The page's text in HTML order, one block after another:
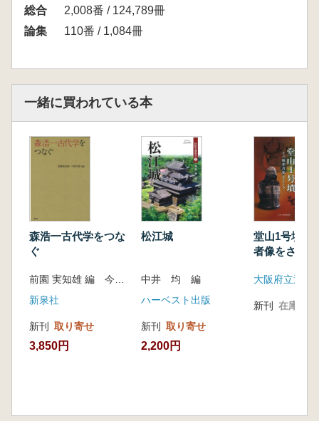
推計値について
高橋克壽 人物埴輪論の見直し
川口修実 岩橋千塚大谷山14号墳出土須恵器の
大型杯と小型杯
の機能について
土井孝則 亀岡における石棚古墳 ガウランド
が撮影した鹿谷古墳とその所在
玉井 功 上寺山古墳の二つの基準線
近藤 広 渡来系古墳における玉の様相 近畿
の例を中心に
宮﨑雅充 湖西首長墓の研究Ⅵ 南畑1号墳の調査
山崎直方(訳・校註 田中一廣) 日本における地
中住居1901
岡島俊也 伊予国における暗文土師器の様相
竹村吉史 古代東山道の再検討について 近江
国の事例から
総合
2,008番 / 124,789冊
論集
110番 / 1,084冊
一緒に買われている本
森浩一古代学をつな
ぐ
前園 実知雄 編 今尾 文昭 編
新泉社
新刊 取り寄せ
3,850円
松江城
中井 均 編
ハーベスト出版
新刊 取り寄せ
2,200円
堂山1号墳
者像をさぐる
新刊 在庫なし